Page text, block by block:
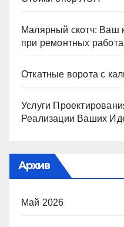
Малярный скотч:
при ремонтных
Откатные ворота с
Услуги
Реализации Ваших
Архив
Май 2026